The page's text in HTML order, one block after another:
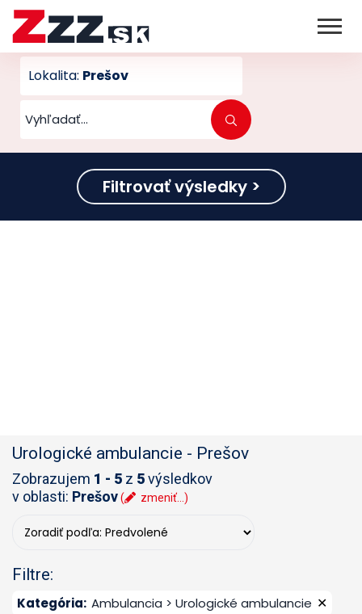
Lokalita: Prešov
Filtrovať výsledky >
Urologické ambulancie - Prešov
Zobrazujem 1 - 5 z 5výsledkov
v oblasti: Prešov( zmeniť...)
Filtre:
Kategória: Ambulancia > Urologické ambulancie ✕